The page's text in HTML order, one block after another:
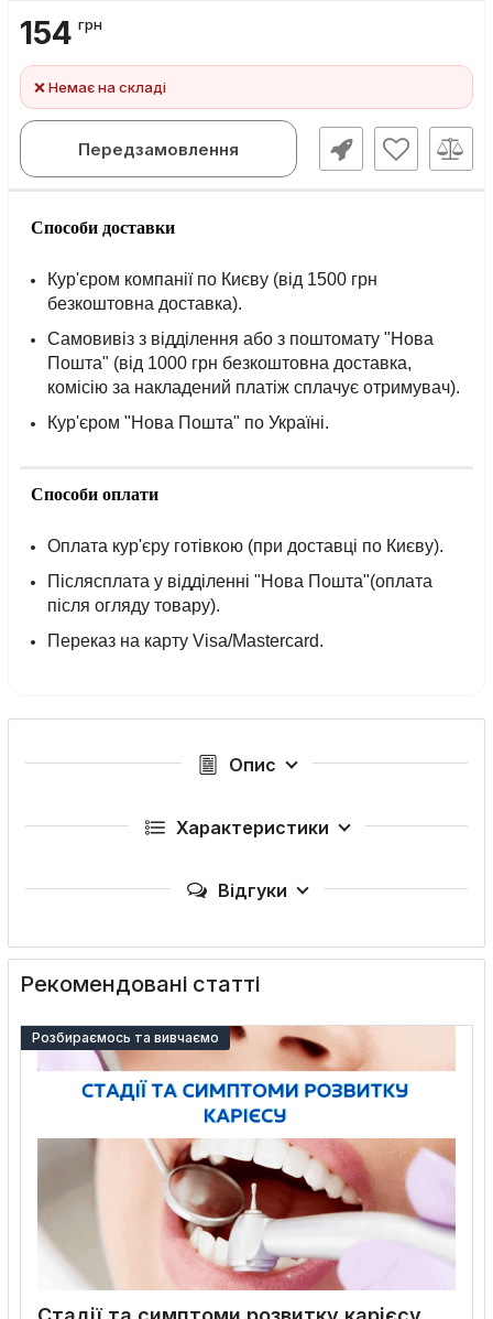
154 грн
❌ Немає на складі
Передзамовлення
Способи доставки
Кур'єром компанії по Києву (від 1500 грн
безкоштовна доставка).
Самовивіз з відділення або з поштомату "Нова
Пошта" (від 1000 грн безкоштовна доставка,
комісію за накладений платіж сплачує отримувач).
Кур'єром "Нова Пошта" по Україні.
Способи оплати
Оплата кур'єру готівкою (при доставці по Києву).
Післясплата у відділенні "Нова Пошта"(оплата
після огляду товару).
Переказ на карту Visa/Mastercard.
Опис
Характеристики
Відгуки
Рекомендовані статті
Розбираємось та вивчаємо